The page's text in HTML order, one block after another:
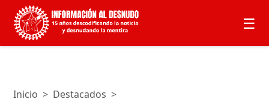
☰
Inicio > Destacados >